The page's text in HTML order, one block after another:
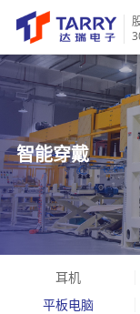
智能穿戴
耳机
平板电脑